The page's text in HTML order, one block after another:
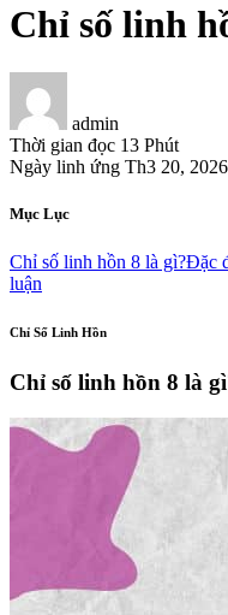
Chỉ số linh
admin
Thời gian đọc 13 Phút
Ngày linh ứng Th3 20, 2026
Mục Lục
Chỉ số linh hồn 8 là gì?Đặc
luận
Chỉ Số Linh Hồn
Chỉ số linh hồn 8 là